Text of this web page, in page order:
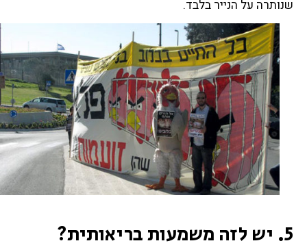
שנותרה על הנייר בלבד.
5. יש לזה משמעות בריאותית?